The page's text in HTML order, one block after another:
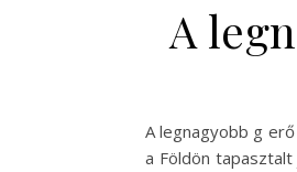
A
A legnagyobb g
a Földön